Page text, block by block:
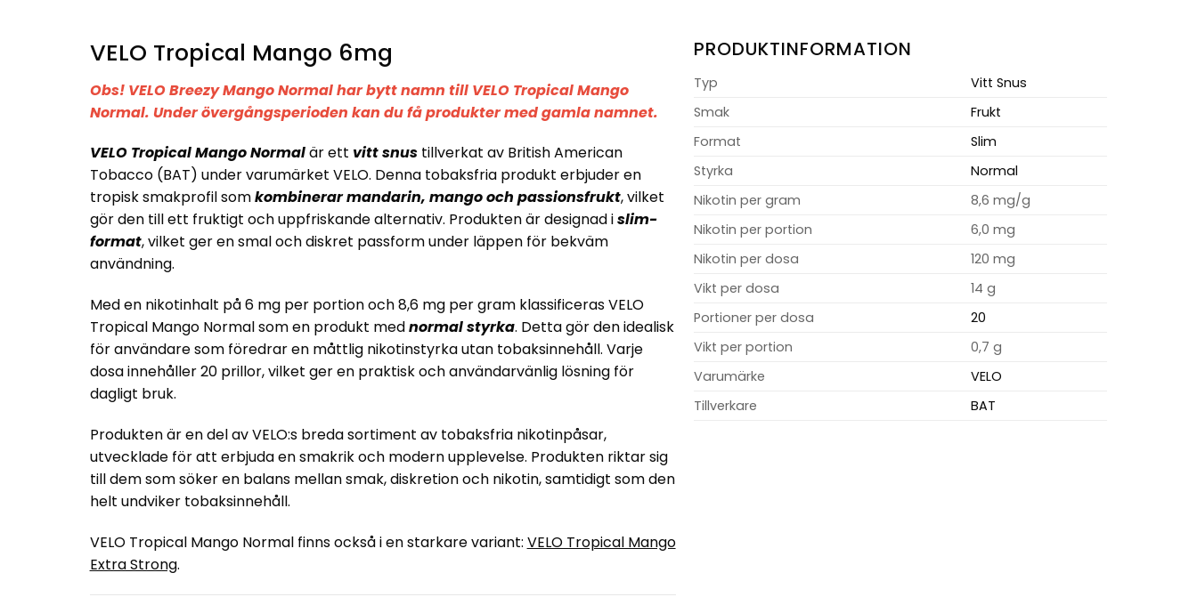
VELO Tropical Mango 6mg
Obs! VELO Breezy Mango Normal har bytt namn till VELO Tropical Mango
Normal. Under övergångsperioden kan du få produkter med gamla namnet.
VELO Tropical Mango Normalär ett vitt snustillverkat av British American
Tobacco (BAT) under varumärket VELO. Denna tobaksfria produkt erbjuder en
tropisk smakprofil somkombinerar mandarin, mango och passionsfrukt, vilket
gör den till ett fruktigt och uppfriskande alternativ. Produkten är designad islim-
format, vilket ger en smal och diskret passform under läppen för bekväm
användning.
Med en nikotinhalt på 6 mg per portion och 8,6 mg per gram klassificeras VELO
Tropical Mango Normal som en produkt mednormal styrka. Detta gör den idealisk
för användare som föredrar en måttlig nikotinstyrka utan tobaksinnehåll. Varje
dosa innehåller 20 prillor, vilket ger en praktisk och användarvänlig lösning för
dagligt bruk.
Produkten är en del av VELO:s breda sortiment av tobaksfria nikotinpåsar,
utvecklade för att erbjuda en smakrik och modern upplevelse. Produkten riktar sig
till dem som söker en balans mellan smak, diskretion och nikotin, samtidigt som den
helt undviker tobaksinnehåll.
VELO Tropical Mango Normal finns också i en starkare variant: VELO Tropical Mango
Extra Strong.
PRODUKTINFORMATION
Typ
Vitt Snus
Smak
Frukt
Format
Slim
Styrka
Normal
Nikotin per gram
8,6 mg/g
Nikotin per portion
6,0 mg
Nikotin per dosa
120 mg
Vikt per dosa
14 g
Portioner per dosa
20
Vikt per portion
0,7 g
Varumärke
VELO
Tillverkare
BAT